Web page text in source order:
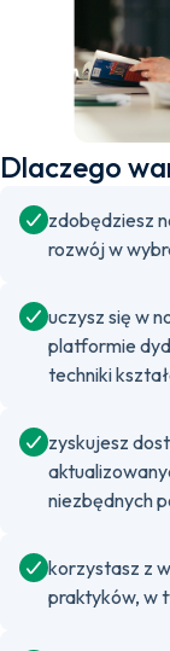
Dlaczego
zdobędziesz
rozwój w
uczysz się w
platformie
techniki
zyskujesz
niezbędnych
korzystasz z
praktyków, w